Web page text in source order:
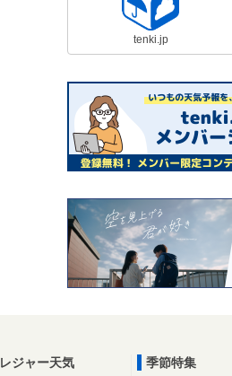
tenki.jp
レジャー天気
季節特集